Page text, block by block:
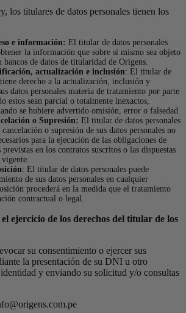
los titulares de datos personales tienen los
e información: El titular de datos personales
la información que sobre sí mismo sea objeto
bancos de datos de titularidad de Origens.
actualización e inclusión: El titular de
derecho a la actualización, inclusión y
datos personales materia de tratamiento por parte
estos sean parcial o totalmente inexactos,
se hubiere advertido omisión, error o falsedad.
o Supresión: El titular de datos personales
o supresión de sus datos personales no
para la ejecución de las obligaciones de
en los contratos suscritos o las dispuestas
: El titular de datos personales puede
de sus datos personales en cualquier
procederá en la medida que el tratamiento
contractual o legal.
ejercicio de los derechos del titular de los
su consentimiento o ejercer sus
la presentación de su DNI u otro
y enviando su solicitud y/o consultas